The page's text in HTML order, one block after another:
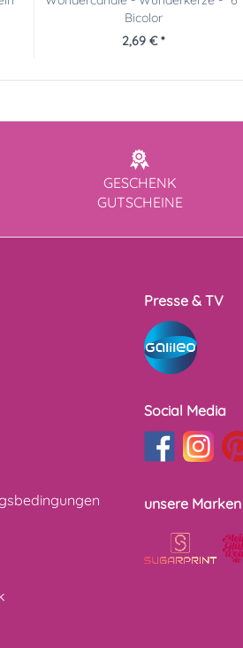
Bicolor
2,69 € *
GESCHENK
GUTSCHEINE
Presse & TV
Social Media
unsere Marken